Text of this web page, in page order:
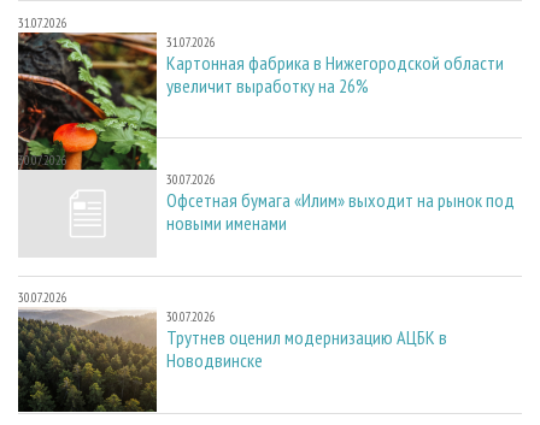
31.07.2026
31.07.2026
Картонная фабрика в Нижегородской области
увеличит выработку на 26%
30.07.2026
30.07.2026
Офсетная бумага «Илим» выходит на рынок под
новыми именами
30.07.2026
30.07.2026
Трутнев оценил модернизацию АЦБК в
Новодвинске